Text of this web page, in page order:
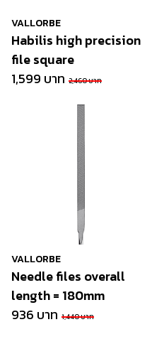
VALLORBE
Habilis high precision
file square
1,599 บาท 2,460 บาท
VALLORBE
Needle files overall
length = 180mm
936 บาท 1,440 บาท